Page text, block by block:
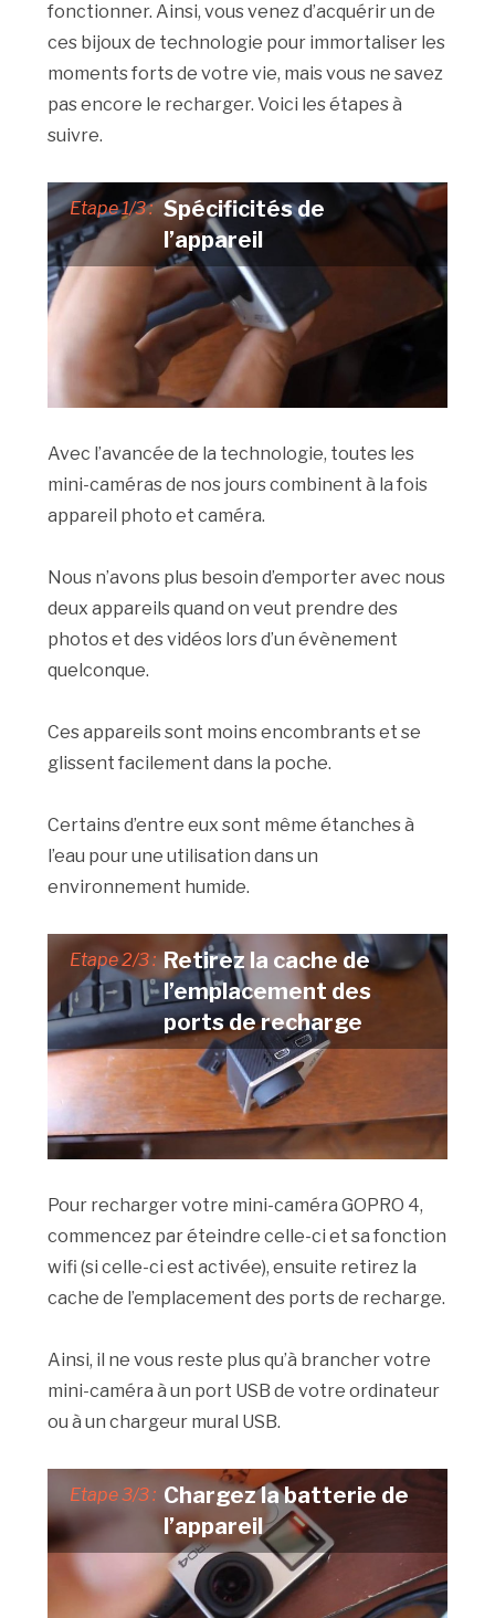
fonctionner. Ainsi, vous venez d’acquérir un de
ces bijoux de technologie pour immortaliser les
moments forts de votre vie, mais vous ne savez
pas encore le recharger. Voici les étapes à
suivre.
Etape 1/3 : Spécificités de
l’appareil
Avec l’avancée de la technologie, toutes les
mini-caméras de nos jours combinent à la fois
appareil photo et caméra.
Nous n’avons plus besoin d’emporter avec nous
deux appareils quand on veut prendre des
photos et des vidéos lors d’un évènement
quelconque.
Ces appareils sont moins encombrants et se
glissent facilement dans la poche.
Certains d’entre eux sont même étanches à
l’eau pour une utilisation dans un
environnement humide.
Etape 2/3 : Retirez la cache de
l’emplacement des
ports de recharge
Pour recharger votre mini-caméra GOPRO 4,
commencez par éteindre celle-ci et sa fonction
wifi (si celle-ci est activée), ensuite retirez la
cache de l’emplacement des ports de recharge.
Ainsi, il ne vous reste plus qu’à brancher votre
mini-caméra à un port USB de votre ordinateur
ou à un chargeur mural USB.
Etape 3/3 : Chargez la batterie de
l’appareil